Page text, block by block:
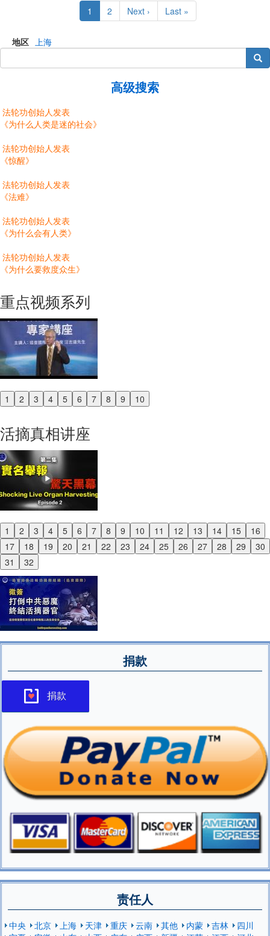
Current
page
1 Page
2
Next
page
Next ›
Last
page
Last »
地区 上海
搜索
高级搜索
法轮功创始人发表
《为什么人类是迷的社会》
法轮功创始人发表
《惊醒》
法轮功创始人发表
《法难》
法轮功创始人发表
《为什么会有人类》
法轮功创始人发表
《为什么要救度众生》
重点视频系列
1 2 3 4 5 6 7 8 9 10
Previous
活摘真相讲座
1 2 3 4 5 6 7 8 9 10 11 12 13 14 15
16
17
18 19 20 21 22 23 24 25 26 27 28 29
30
31
32
Previous
Next
捐款
捐款
责任人
中央 北京 上海 天津 重庆 云南 其他 内蒙 吉林
四川